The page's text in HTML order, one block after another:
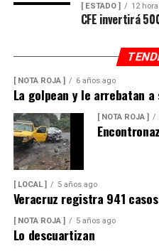
[ ESTADO ] 12
CFE invertirá
[ NOTA ROJA ] 6 años ago
La golpean y le arrebatan a
[ NOTA ROJA ]
[ LOCAL ] 5 años ago
Veracruz registra 941
[ NOTA ROJA ] 5 años ago
Lo descuartizan